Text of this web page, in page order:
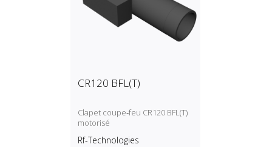
CR120 BFL(T)
Clapet coupe‑feu CR120 BFL(T)
motorisé
Rf-Technologies